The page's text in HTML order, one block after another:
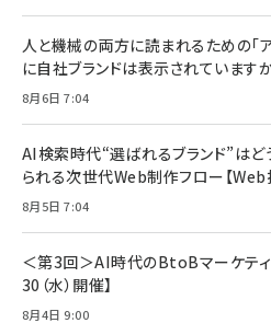
組織の成果を最大
￥1,980
Amazonランキン
全ワイヤレスイヤホ
技術基準適合】ブラ
￥5,990
ケーブル Anker絡
ド付き USB PD対
17 / 16 / 15 /
Pro/Air 各種対応
￥1,890
サッポロ 生ビール
ル ケース買い【6/
￥4,857
人と機械の両方に読まれるための「
に自社ブランドは表示されています
8月6日 7:04
AI検索時代“選ばれるブランド”は
られる次世代Web制作フロー【Web
8月5日 7:04
＜第3回＞AI時代のBtoBマーケティ
30（水）開催】
8月4日 9:00